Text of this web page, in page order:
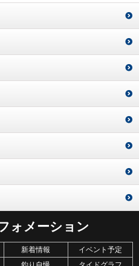
ォメーション
新着情報
イベント予定